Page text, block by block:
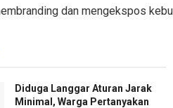
dan mengekspos
Diduga Langgar Aturan Jarak
Minimal, Warga Pertanyakan